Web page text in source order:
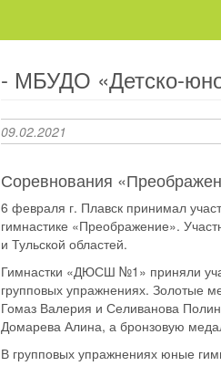
- МБУДО «Детско-
09.02.2021
Соревнования
6 февраля г. Плавск принимал
гимнастике «Преображение».
и Тульской областей.
Гимнастки «ДЮСШ №1» приняли
групповых упражнениях. Золотые
Гомаз Валерия и Селиванова
Домарева Алина, а бронзовую
В групповых упражнениях юные